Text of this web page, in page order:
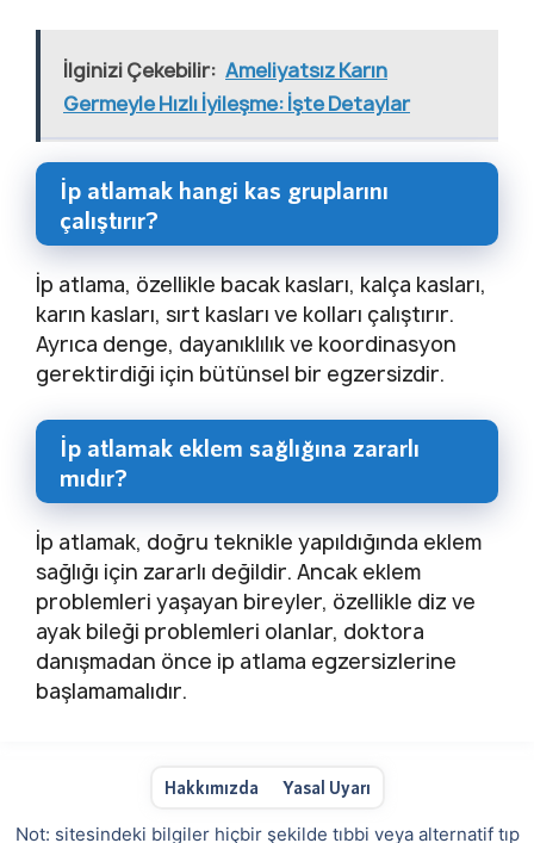
İlginizi Çekebilir: Ameliyatsız Karın
Germeyle Hızlı İyileşme: İşte Detaylar
İp atlamak hangi kas gruplarını
çalıştırır?
İp atlama, özellikle bacak kasları, kalça kasları,
karın kasları, sırt kasları ve kolları çalıştırır.
Ayrıca denge, dayanıklılık ve koordinasyon
gerektirdiği için bütünsel bir egzersizdir.
İp atlamak eklem sağlığına zararlı
mıdır?
İp atlamak, doğru teknikle yapıldığında eklem
sağlığı için zararlı değildir. Ancak eklem
problemleri yaşayan bireyler, özellikle diz ve
ayak bileği problemleri olanlar, doktora
danışmadan önce ip atlama egzersizlerine
başlamamalıdır.
Hakkımızda Yasal Uyarı
Not: sitesindeki bilgiler hiçbir şekilde tıbbi veya alternatif tıp